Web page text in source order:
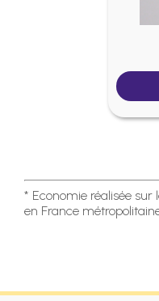
* Economie réalisée sur
en France